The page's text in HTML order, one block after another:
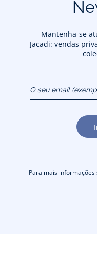
Mantenha-se
Jacadi: vendas
Para mais